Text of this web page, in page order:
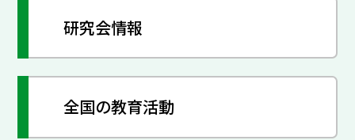
研究会情報
全国の教育活動